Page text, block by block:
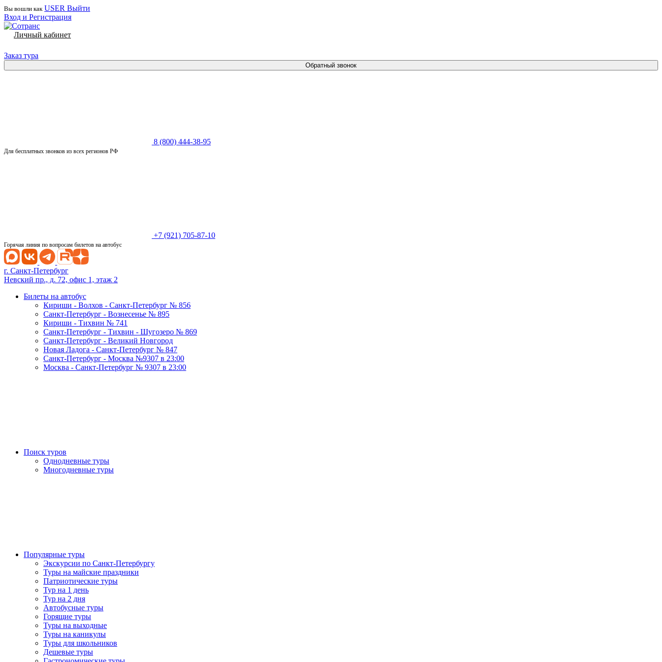
Вы вошли как USER Выйти
Вход и Регистрация
Личный кабинет
Заказ тура
Обратный звонок
8 (800) 444-38-95
Для бесплатных звонков из всех регионов РФ
+7 (921) 705-87-10
Горячая линия по вопросам билетов на автобус
г. Санкт-Петербург
Невский пр., д. 72, офис 1, этаж 2
Билеты на автобус
Кириши - Волхов - Санкт-Петербург № 856
Санкт-Петербург - Вознесенье № 895
Кириши - Тихвин № 741
Санкт-Петербург - Тихвин - Шугозеро № 869
Санкт-Петербург - Великий Новгород
Новая Ладога - Санкт-Петербург № 847
Санкт-Петербург - Москва №9307 в 23:00
Москва - Санкт-Петербург № 9307 в 23:00
Поиск туров
Однодневные туры
Многодневные туры
Популярные туры
Экскурсии по Санкт-Петербургу
Туры на майские праздники
Патриотические туры
Тур на 1 день
Тур на 2 дня
Автобусные туры
Горящие туры
Туры на выходные
Туры на каникулы
Туры для школьников
Дешевые туры